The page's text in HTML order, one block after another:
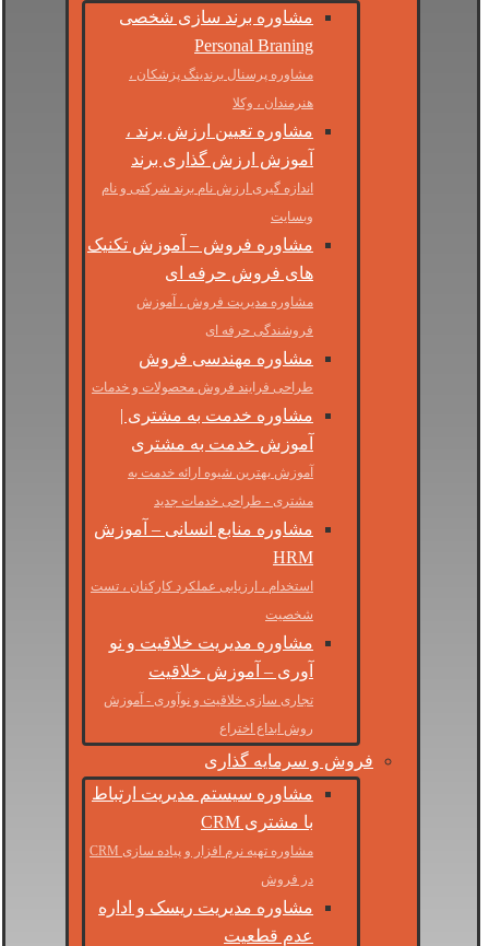
مشاوره برند سازی شخصی
Personal Braning
مشاوره پرسنال برندینگ پزشکان ،
هنرمندان ، وکلا
مشاوره تعیین ارزش برند ،
آموزش ارزش گذاری برند
اندازه گیری ارزش نام برند شرکتی و نام
وبسایت
مشاوره فروش – آموزش تکنیک
های فروش حرفه ای
مشاوره مدیریت فروش ، آموزش
فروشندگی حرفه ای
مشاوره مهندسی فروش
طراحی فرایند فروش محصولات و خدمات
مشاوره خدمت به مشتری |
آموزش خدمت به مشتری
آموزش بهترین شیوه ارائه خدمت به
مشتری - طراحی خدمات جدید
مشاوره منابع انسانی – آموزش
HRM
استخدام ، ارزیابی عملکرد کارکنان ، تست
شخصیت
مشاوره مدیریت خلاقیت و نو
آوری – آموزش خلاقیت
تجاری سازی خلاقیت و نوآوری - آموزش
روش ابداع اختراع
فروش و سرمایه گذاری
مشاوره سیستم مدیریت ارتباط
با مشتری CRM
مشاوره تهیه نرم افزار و پیاده سازی CRM
در فروش
مشاوره مدیریت ریسک و اداره
عدم قطعیت